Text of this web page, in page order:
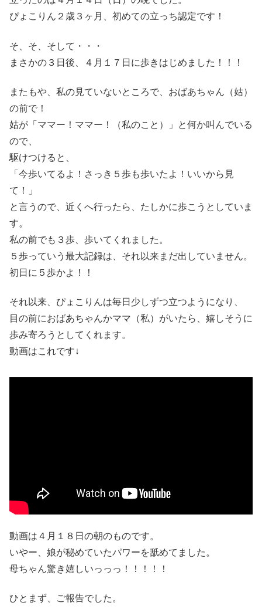
ぴょこりん２歳３ヶ月、初めての立っち認定です！
そ、そ、そして・・・
まさかの３日後、４月１７日に歩きはじめました！！！
またもや、私の見ていないところで、おばあちゃん（姑）
の前で！
姑が「ママー！ママー！（私のこと）」と何か叫んでいる
ので、
駆けつけると、
「今歩いてるよ！さっき５歩も歩いたよ！いいから見
て！」
と言うので、近くへ行ったら、たしかに歩こうとしていま
す。
私の前でも３歩、歩いてくれました。
５歩っていう最大記録は、それ以来まだ出していません。
初日に５歩かよ！！
それ以来、ぴょこりんは毎日少しずつ立つようになり、
目の前におばあちゃんかママ（私）がいたら、嬉しそうに
歩み寄ろうとしてくれます。
動画はこれです↓
動画は４月１８日の朝のものです。
いやー、娘が秘めていたパワーを舐めてました。
母ちゃん驚き嬉しいっっっ！！！！！
ひとまず、ご報告でした。